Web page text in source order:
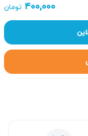
۴۰۰,۰۰۰ تومان